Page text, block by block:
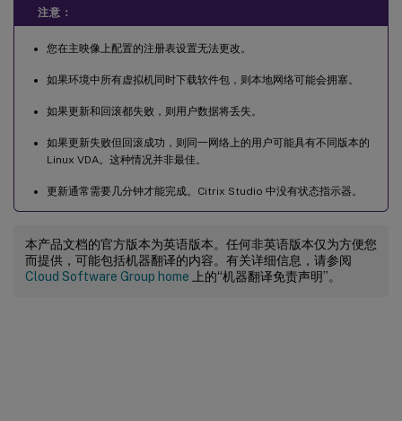
注意：
您在主映像上配置的注册表设置无法更改。
如果环境中所有虚拟机同时下载软件包，则本地网络可能会拥塞。
如果更新和回滚都失败，则用户数据将丢失。
如果更新失败但回滚成功，则同一网络上的用户可能具有不同版本的
Linux VDA。这种情况并非最佳。
更新通常需要几分钟才能完成。Citrix Studio 中没有状态指示器。
本产品文档的官方版本为英语版本。任何非英语版本仅为方便您
而提供，可能包括机器翻译的内容。有关详细信息，请参阅
Cloud Software Group home 上的“机器翻译免责声明”。